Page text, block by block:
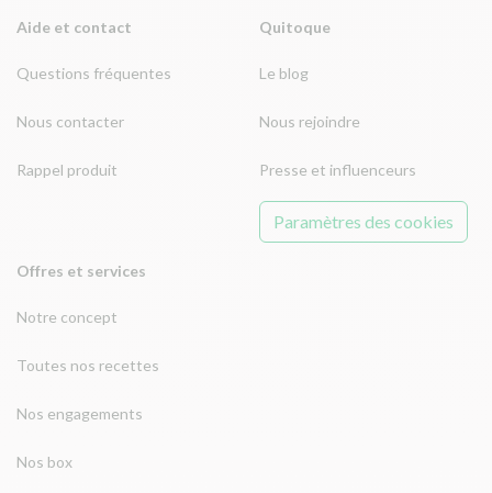
Aide et contact
Questions fréquentes
Nous contacter
Rappel produit
Offres et services
Notre concept
Toutes nos recettes
Nos engagements
Nos box
Quitoque
Le blog
Nous rejoindre
Presse et influenceurs
Paramètres des cookies